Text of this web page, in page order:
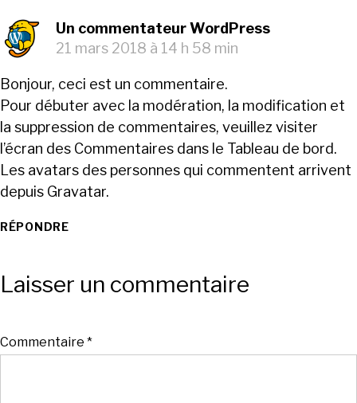
Un commentateur WordPress
21 mars 2018 à 14 h 58 min
Bonjour, ceci est un commentaire.
Pour débuter avec la modération, la modification et
la suppression de commentaires, veuillez visiter
l’écran des Commentaires dans le Tableau de bord.
Les avatars des personnes qui commentent arrivent
depuis Gravatar.
RÉPONDRE
Laisser un commentaire
Commentaire *